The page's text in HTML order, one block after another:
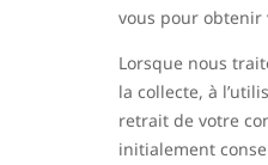
vous pour obtenir
Lorsque nous
la collecte, à
retrait de votre
initialement